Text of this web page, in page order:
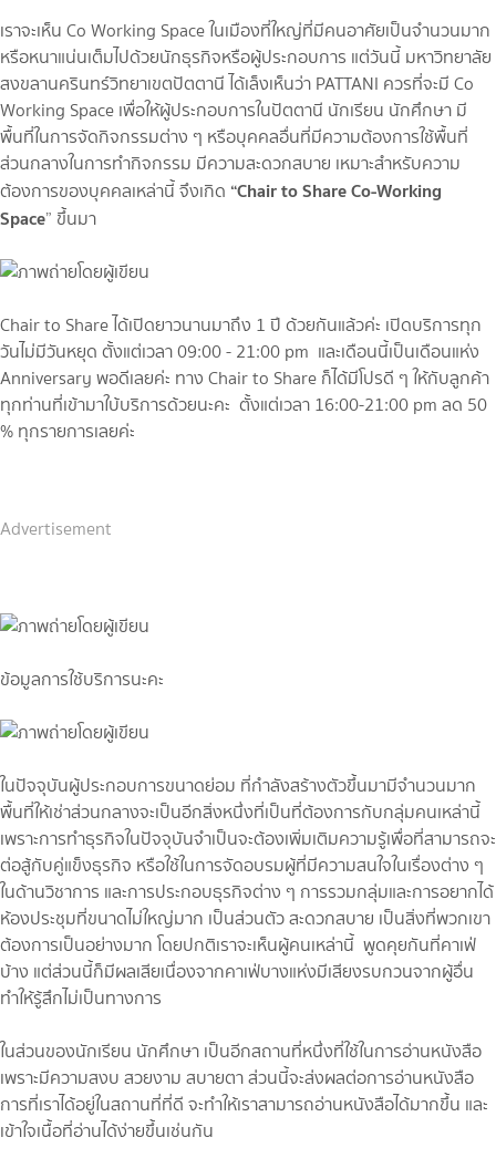
เราจะเห็น Co Working Space ในเมืองที่ใหญ่ที่มีคนอาศัยเป็นจำนวนมาก
หรือหนาแน่นเต็มไปด้วยนักธุรกิจหรือผู้ประกอบการ แต่วันนี้ มหาวิทยาลัย
สงขลานครินทร์วิทยาเขตปัตตานี ได้เล็งเห็นว่า PATTANI ควรที่จะมี Co
Working Space เพื่อให้ผู้ประกอบการในปัตตานี นักเรียน นักศึกษา มี
พื้นที่ในการจัดกิจกรรมต่าง ๆ หรือบุคคลอื่นที่มีความต้องการใช้พื้นที่
ส่วนกลางในการทำกิจกรรม มีความสะดวกสบาย เหมาะสำหรับความ
ต้องการของบุคคลเหล่านี้ จึงเกิด “Chair to Share Co-Working
Space” ขึ้นมา
Chair to Share ได้เปิดยาวนานมาถึง 1 ปี ด้วยกันแล้วค่ะ เปิดบริการทุก
วันไม่มีวันหยุด ตั้งแต่เวลา 09:00 - 21:00 pm และเดือนนี้เป็นเดือนแห่ง
Anniversary พอดีเลยค่ะ ทาง Chair to Share ก็ได้มีโปรดี ๆ ให้กับลูกค้า
ทุกท่านที่เข้ามาใบ้บริการด้วยนะคะ ตั้งแต่เวลา 16:00-21:00 pm ลด 50
% ทุกรายการเลยค่ะ
Advertisement
ข้อมูลการใช้บริการนะคะ
ในปัจจุบันผู้ประกอบการขนาดย่อม ที่กำลังสร้างตัวขึ้นมามีจำนวนมาก
พื้นที่ให้เช่าส่วนกลางจะเป็นอีกสิ่งหนึ่งที่เป็นที่ต้องการกับกลุ่มคนเหล่านี้
เพราะการทำธุรกิจในปัจจุบันจำเป็นจะต้องเพิ่มเติมความรู้เพื่อที่สามารถจะ
ต่อสู้กับคู่แข็งธุรกิจ หรือใช้ในการจัดอบรมผู้ที่มีความสนใจในเรื่องต่าง ๆ
ในด้านวิชาการ และการประกอบธุรกิจต่าง ๆ การรวมกลุ่มและการอยากได้
ห้องประชุมที่ขนาดไม่ใหญ่มาก เป็นส่วนตัว สะดวกสบาย เป็นสิ่งที่พวกเขา
ต้องการเป็นอย่างมาก โดยปกติเราจะเห็นผู้คนเหล่านี้ พูดคุยกันที่คาเฟ่
บ้าง แต่ส่วนนี้ก็มีผลเสียเนื่องจากคาเฟ่บางแห่งมีเสียงรบกวนจากผู้อื่น
ทำให้รู้สึกไม่เป็นทางการ
ในส่วนของนักเรียน นักศึกษา เป็นอีกสถานที่หนึ่งที่ใช้ในการอ่านหนังสือ
เพราะมีความสงบ สวยงาม สบายตา ส่วนนี้จะส่งผลต่อการอ่านหนังสือ
การที่เราได้อยู่ในสถานที่ที่ดี จะทำให้เราสามารถอ่านหนังสือได้มากขึ้น และ
เข้าใจเนื้อที่อ่านได้ง่ายขึ้นเช่นกัน